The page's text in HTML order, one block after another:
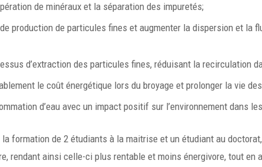
de minéraux et la séparation des impuretés;
production de particules fines et augmenter la dispersion et la
d’extraction des particules fines, réduisant la recirculation
le coût énergétique lors du broyage et prolonger la vie
d’eau avec un impact positif sur l’environnement dans
formation de 2 étudiants à la maitrise et un étudiant au
rendant ainsi celle-ci plus rentable et moins énergivore, tout